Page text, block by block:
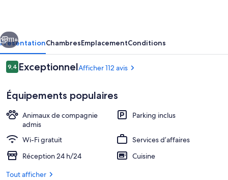
Bay
LLC
Deluxe Cabin, 1 Queen Bed,
Suivant
111+
PrésentationChambresEmplacementConditions
Avis
voyageurs
9,49,4 sur 10
ExceptionnelAfficher 112 avis
Équipements populaires
Animaux de compagnie
admis
Parking inclus
Wi-Fi gratuit
Services d’affaires
Réception 24 h/24
Cuisine
Tout afficher